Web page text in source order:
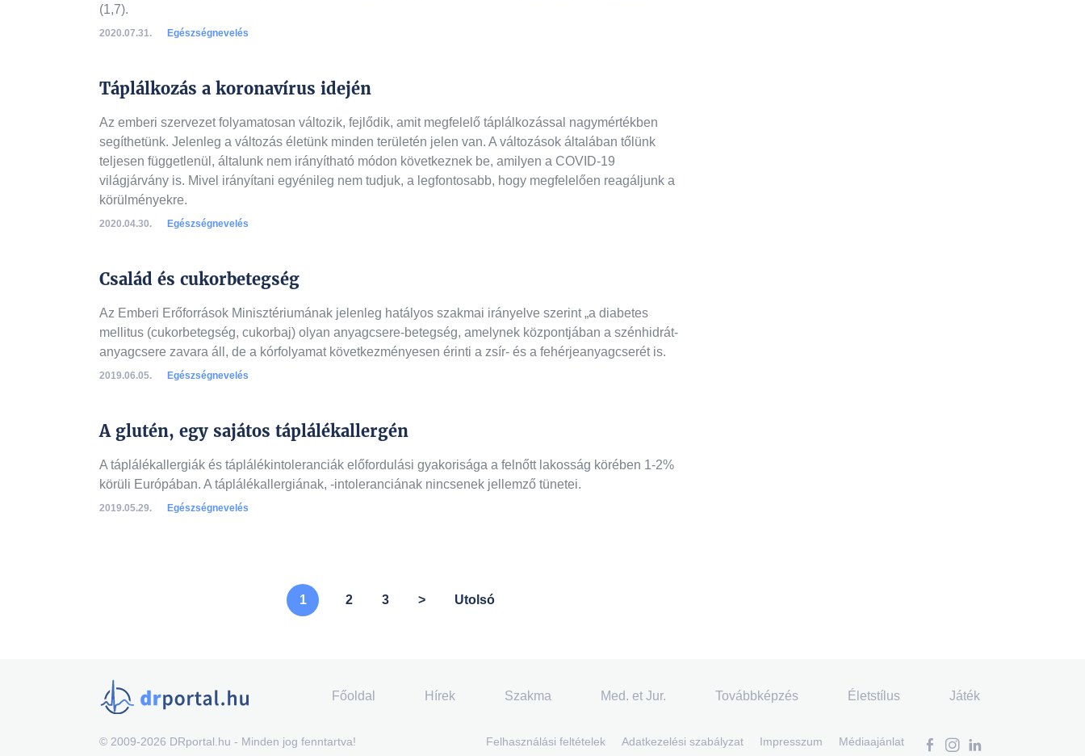
(1,7).
2020.07.31. Egészségnevelés
Táplálkozás a koronavírus idején
Az emberi szervezet folyamatosan változik, fejlődik, amit megfelelő táplálkozással nagymértékben
segíthetünk. Jelenleg a változás életünk minden területén jelen van. A változások általában tőlünk
teljesen függetlenül, általunk nem irányítható módon következnek be, amilyen a COVID-19
világjárvány is. Mivel irányítani egyénileg nem tudjuk, a legfontosabb, hogy megfelelően reagáljunk a
körülményekre.
2020.04.30. Egészségnevelés
Család és cukorbetegség
Az Emberi Erőforrások Minisztériumának jelenleg hatályos szakmai irányelve szerint „a diabetes
mellitus (cukorbetegség, cukorbaj) olyan anyagcsere-betegség, amelynek központjában a szénhidrát-
anyagcsere zavara áll, de a kórfolyamat következményesen érinti a zsír- és a fehérjeanyagcserét is.
2019.06.05. Egészségnevelés
A glutén, egy sajátos táplálékallergén
A táplálékallergiák és táplálékintoleranciák előfordulási gyakorisága a felnőtt lakosság körében 1-2%
körüli Európában. A táplálékallergiának, -intoleranciának nincsenek jellemző tünetei.
2019.05.29. Egészségnevelés
1 2 3 > Utolsó
Főoldal Hírek Szakma Med. et Jur. Továbbképzés Életstílus Játék
© 2009-2026 DRportal.hu - Minden jog fenntartva! Felhasználási feltételek Adatkezelési szabályzat Impresszum Médiaajánlat